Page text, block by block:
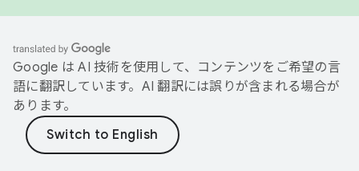
Google は AI 技術を使用して、コンテンツをご希望の言
語に翻訳しています。AI 翻訳には誤りが含まれる場合が
あります。